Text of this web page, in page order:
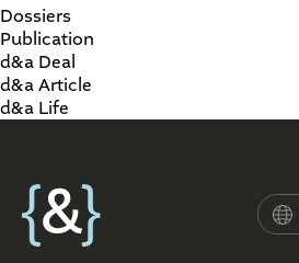
Dossiers
Publication
d&a Deal
d&a Article
d&a Life